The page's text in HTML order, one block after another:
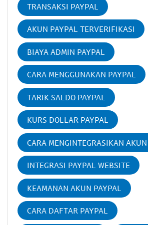
TRANSAKSI PAYPAL
AKUN PAYPAL TERVERIFIKASI
BIAYA ADMIN PAYPAL
CARA MENGGUNAKAN PAYPAL
TARIK SALDO PAYPAL
KURS DOLLAR PAYPAL
CARA MENGINTEGRASIKAN AKUN
INTEGRASI PAYPAL WEBSITE
KEAMANAN AKUN PAYPAL
CARA DAFTAR PAYPAL